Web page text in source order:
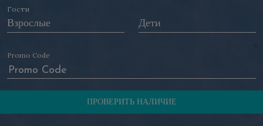
Гости
Promo Code